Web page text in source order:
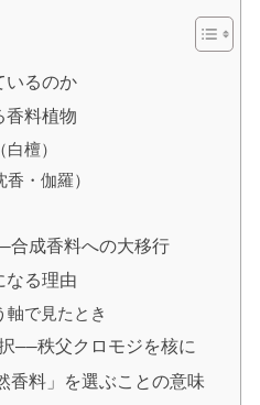
いるのか
香料植物
檀）
・伽羅）
合成香料への大移行
なる理由
軸で見たとき
——秩父クロモジを核に
香料」を選ぶことの意味